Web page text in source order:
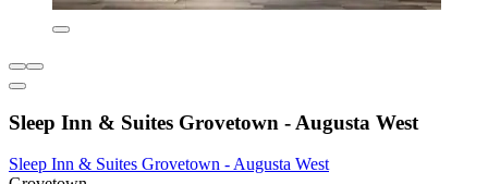
Sleep Inn & Suites Grovetown - Augusta West
Sleep Inn & Suites Grovetown - Augusta West